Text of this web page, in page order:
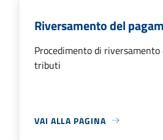
Riversamento del
Procedimento di riversamento
tributi
VAI ALLA PAGINA